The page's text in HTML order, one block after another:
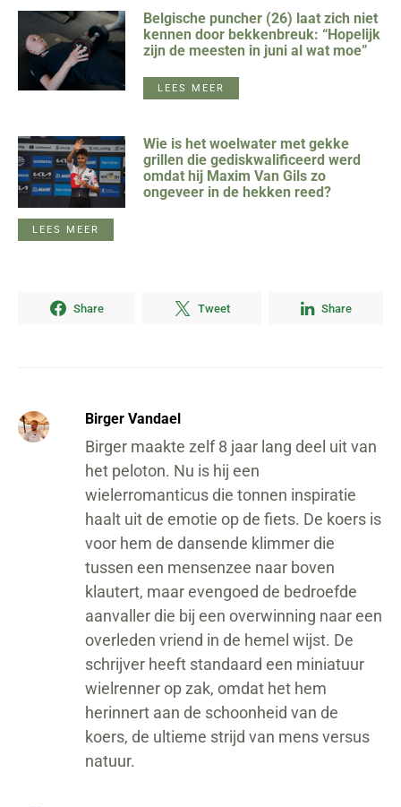
Belgische puncher (26) laat zich niet
kennen door bekkenbreuk: “Hopelijk
zijn de meesten in juni al wat moe”
LEES MEER
Wie is het woelwater met gekke
grillen die gediskwalificeerd werd
omdat hij Maxim Van Gils zo
ongeveer in de hekken reed?
LEES MEER
Share Tweet Share
Birger Vandael
Birger maakte zelf 8 jaar lang deel uit van
het peloton. Nu is hij een
wielerromanticus die tonnen inspiratie
haalt uit de emotie op de fiets. De koers is
voor hem de dansende klimmer die
tussen een mensenzee naar boven
klautert, maar evengoed de bedroefde
aanvaller die bij een overwinning naar een
overleden vriend in de hemel wijst. De
schrijver heeft standaard een miniatuur
wielrenner op zak, omdat het hem
herinnert aan de schoonheid van de
koers, de ultieme strijd van mens versus
natuur.